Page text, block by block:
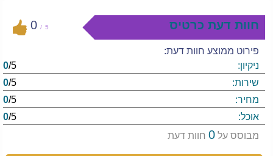
חוות דעת כרטיס 0 / 5
פירוט ממוצע חוות דעת:
ניקיון:
0/5
שירות:
0/5
מחיר:
0/5
אוכל:
0/5
מבוסס על 0 חוות דעת